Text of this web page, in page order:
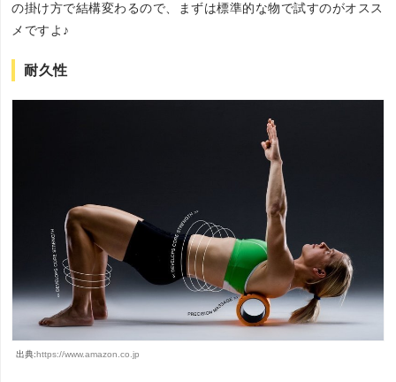
の掛け方で結構変わるので、まずは標準的な物で試すのがオスス
メですよ♪
耐久性
出典: https://www.amazon.co.jp